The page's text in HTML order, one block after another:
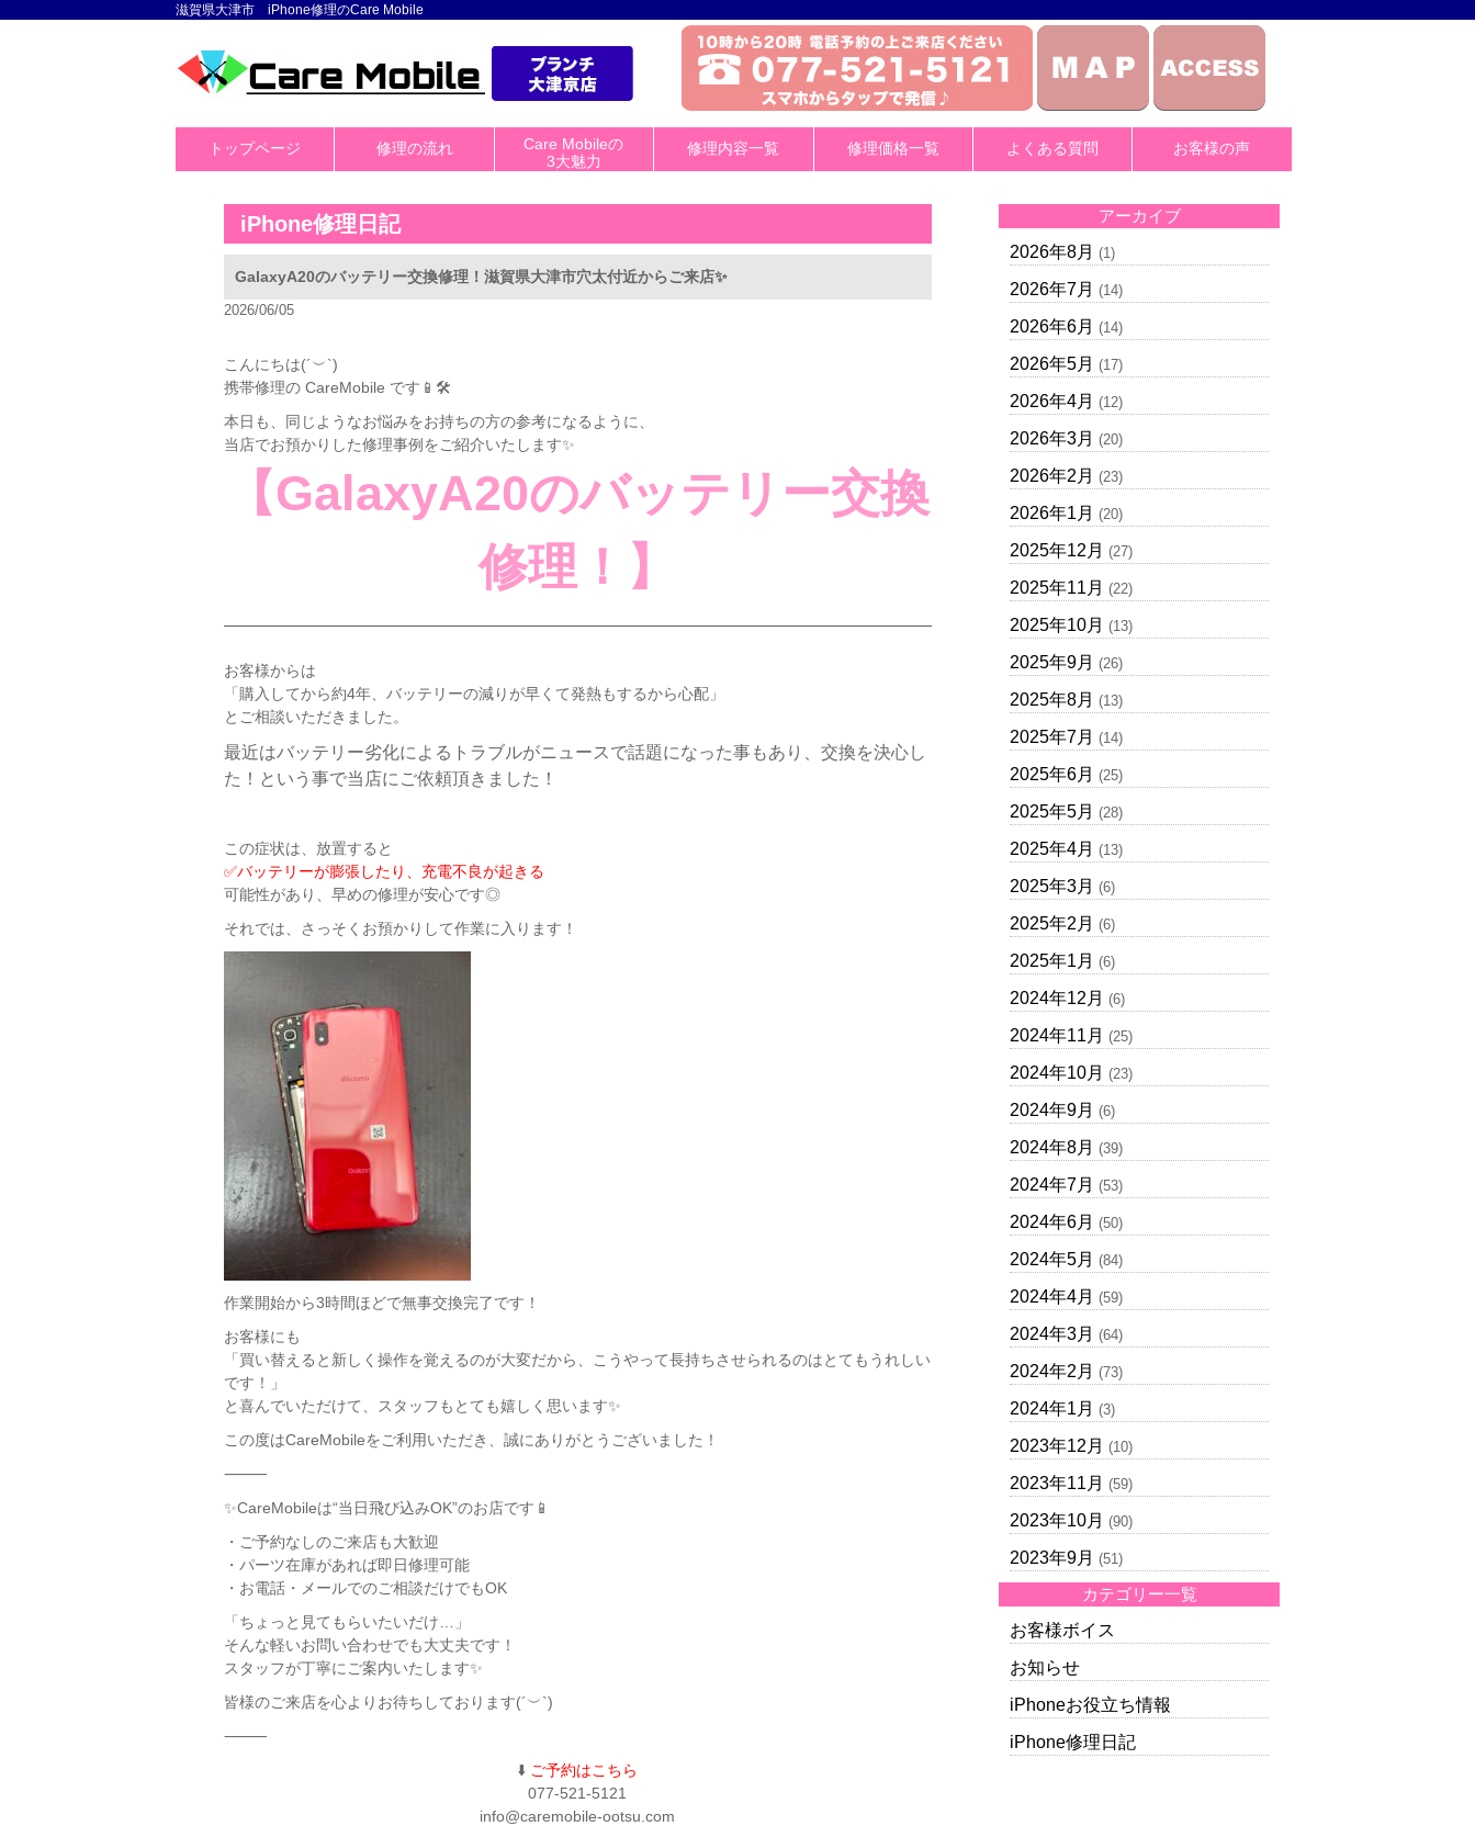
滋賀県大津市 iPhone修理のCare Mobile
トップページ 修理の流れ
Care Mobileの
3大魅力
修理内容一覧 修理価格一覧 よくある質問 お客様の声
iPhone修理日記
GalaxyA20のバッテリー交換修理！滋賀県大津市穴太付近からご来店✨️
2026/06/05
こんにちは(´︶`)
携帯修理の CareMobile です📱🛠
本日も、同じようなお悩みをお持ちの方の参考になるように、
当店でお預かりした修理事例をご紹介いたします✨️
【GalaxyA20のバッテリー交換
修理！️】
お客様からは
「購入してから約4年、バッテリーの減りが早くて発熱もするから心配」
とご相談いただきました。
最近はバッテリー劣化によるトラブルがニュースで話題になった事もあり、交換を決心し
た！という事で当店にご依頼頂きました！
この症状は、放置すると
✅バッテリーが膨張したり、充電不良が起きる
可能性があり、早めの修理が安心です◎
それでは、さっそくお預かりして作業に入ります！
作業開始から3時間ほどで無事交換完了です！
お客様にも
「買い替えると新しく操作を覚えるのが大変だから、こうやって長持ちさせられるのはとてもうれしい
です！」
と喜んでいただけて、スタッフもとても嬉しく思います✨
この度はCareMobileをご利用いただき、誠にありがとうございました！
⸻
✨CareMobileは“当日飛び込みOK”のお店です📱
・ご予約なしのご来店も大歓迎
・パーツ在庫があれば即日修理可能
・お電話・メールでのご相談だけでもOK
「ちょっと見てもらいたいだけ…」
そんな軽いお問い合わせでも大丈夫です！
スタッフが丁寧にご案内いたします✨
皆様のご来店を心よりお待ちしております(´︶`)
⸻
⬇️ ご予約はこちら
077-521-5121
info@caremobile-ootsu.com
アーカイブ
2026年8月 (1)
2026年7月 (14)
2026年6月 (14)
2026年5月 (17)
2026年4月 (12)
2026年3月 (20)
2026年2月 (23)
2026年1月 (20)
2025年12月 (27)
2025年11月 (22)
2025年10月 (13)
2025年9月 (26)
2025年8月 (13)
2025年7月 (14)
2025年6月 (25)
2025年5月 (28)
2025年4月 (13)
2025年3月 (6)
2025年2月 (6)
2025年1月 (6)
2024年12月 (6)
2024年11月 (25)
2024年10月 (23)
2024年9月 (6)
2024年8月 (39)
2024年7月 (53)
2024年6月 (50)
2024年5月 (84)
2024年4月 (59)
2024年3月 (64)
2024年2月 (73)
2024年1月 (3)
2023年12月 (10)
2023年11月 (59)
2023年10月 (90)
2023年9月 (51)
カテゴリー一覧
お客様ボイス
お知らせ
iPhoneお役立ち情報
iPhone修理日記